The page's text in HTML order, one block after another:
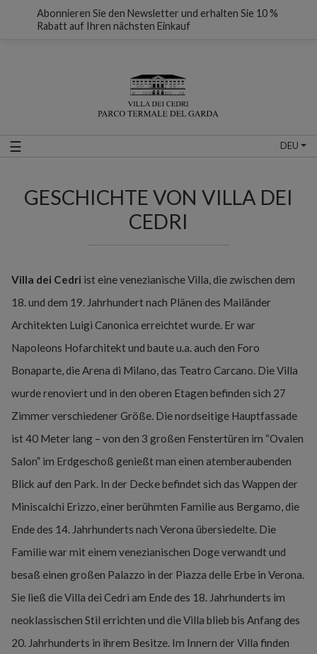
☰ DEU
GESCHICHTE VON VILLA DEI
CEDRI
Villa dei Cedri ist eine venezianische Villa, die zwischen dem
18. und dem 19. Jahrhundert nach Plänen des Mailänder
Architekten Luigi Canonica erreichtet wurde. Er war
Napoleons Hofarchitekt und baute u.a. auch den Foro
Bonaparte, die Arena di Milano, das Teatro Carcano. Die Villa
wurde renoviert und in den oberen Etagen befinden sich 27
Zimmer verschiedener Größe. Die nordseitige Hauptfassade
ist 40 Meter lang – von den 3 großen Fenstertüren im “Ovalen
Salon” im Erdgeschoß genießt man einen atemberaubenden
Blick auf den Park. In der Decke befindet sich das Wappen der
Miniscalchi Erizzo, einer berühmten Familie aus Bergamo, die
Ende des 14. Jahrhunderts nach Verona übersiedelte. Die
Familie war mit einem venezianischen Doge verwandt und
besaß einen großen Palazzo in der Piazza delle Erbe in Verona.
Sie ließ die Villa dei Cedri am Ende des 18. Jahrhunderts im
neoklassischen Stil errichten und die Villa blieb bis Anfang des
20. Jahrhunderts in ihrem Besitze. Im Innern der Villa finden
Abonnieren Sie den Newsletter und erhalten Sie 10 %
Rabatt auf Ihren nächsten Einkauf